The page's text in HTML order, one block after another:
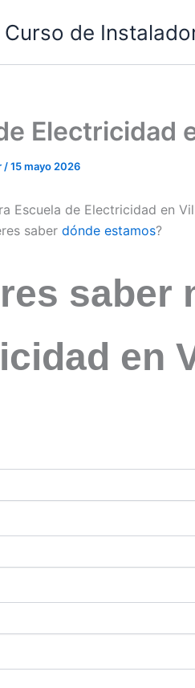
Curso de
Electricidad
/15 mayo 2026
Escuela de Electricidad en
saber dónde estamos?
saber
en